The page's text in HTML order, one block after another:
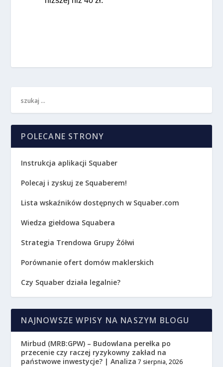
POLECANE STRONY
Instrukcja aplikacji Squaber
Polecaj i zyskuj ze Squaberem!
Lista wskaźników dostępnych w Squaber.com
Wiedza giełdowa Squabera
Strategia Trendowa Grupy Żółwi
Porównanie ofert domów maklerskich
Czy Squaber działa legalnie?
NAJNOWSZE WPISY NA NASZYM BLOGU
Mirbud (MRB:GPW) – Budowlana perełka po
przecenie czy raczej ryzykowny zakład na
państwowe inwestycje? | Analiza 7 sierpnia, 2026